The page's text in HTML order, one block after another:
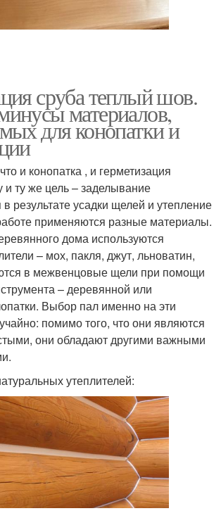
сруба теплый шов.
материалов,
для конопатки и
и конопатка , и герметизация
и ту же цель – заделывание
результате усадки щелей и утепление
применяются разные материалы.
дома используются
– мох, пакля, джут, льноватин,
в межвенцовые щели при помощи
– деревянной или
Выбор пал именно на эти
помимо того, что они являются
они обладают другими важными
утеплителей: